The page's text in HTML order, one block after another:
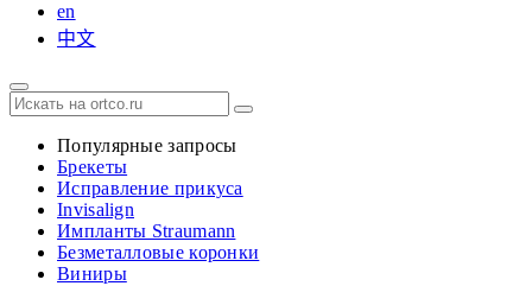
en
中文
Популярные запросы
Брекеты
Исправление прикуса
Invisalign
Импланты Straumann
Безметалловые коронки
Виниры